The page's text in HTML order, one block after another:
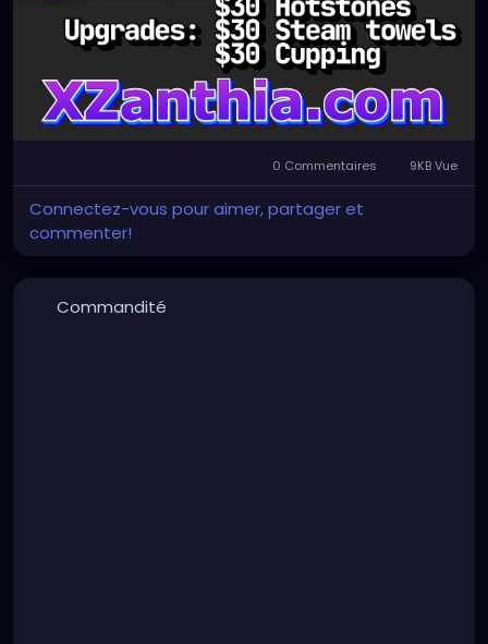
0 Commentaires 9KB Vue
Connectez-vous pour aimer, partager et
commenter!
Commandité